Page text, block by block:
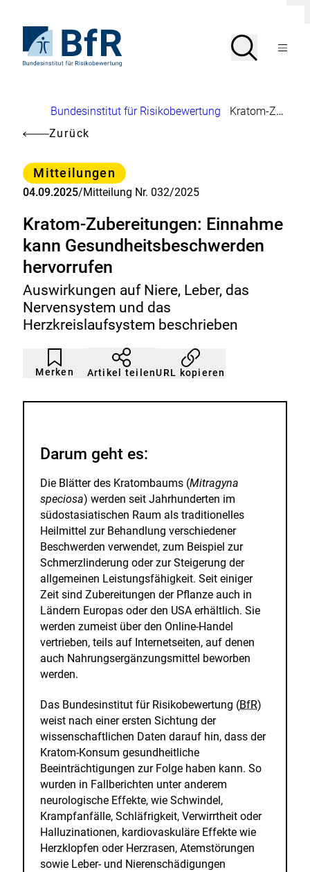
Seiteninhalt
springenStartseite
von
Suche
SucheMenü
Brotkrumennavigation
Bundesinstitut für Risikobewertung
Kratom-Zubereitungen: Einnahme kann Gesundheitsbeschwerden hervorrufen
Zurück
Kategorie
Mitteilungen
04.09.2025/Mitteilung Nr. 032/2025
Kratom-Zubereitungen: Einnahme
kann Gesundheitsbeschwerden
hervorrufen
Auswirkungen auf Niere, Leber, das
Nervensystem und das
Herzkreislaufsystem beschrieben
Merken
Artikel
nicht
gemerkt
Durch
Klicken
der
hinzufügen.
Artikel teilenURL kopieren
Darum geht es:
Die Blätter des Kratombaums (Mitragyna
speciosa) werden seit Jahrhunderten im
südostasiatischen Raum als traditionelles
Heilmittel zur Behandlung verschiedener
Beschwerden verwendet, zum Beispiel zur
Schmerzlinderung oder zur Steigerung der
allgemeinen Leistungsfähigkeit. Seit einiger
Zeit sind Zubereitungen der Pflanze auch in
Ländern Europas oder den USA erhältlich. Sie
werden zumeist über den Online-Handel
vertrieben, teils auf Internetseiten, auf denen
auch Nahrungsergänzungsmittel beworben
werden.
Das Bundesinstitut für Risikobewertung (BfR)
weist nach einer ersten Sichtung der
wissenschaftlichen Daten darauf hin, dass der
Kratom-Konsum gesundheitliche
Beeinträchtigungen zur Folge haben kann. So
wurden in Fallberichten unter anderem
neurologische Effekte, wie Schwindel,
Krampfanfälle, Schläfrigkeit, Verwirrtheit oder
Halluzinationen, kardiovaskuläre Effekte wie
Herzklopfen oder Herzrasen, Atemstörungen
sowie Leber- und Nierenschädigungen